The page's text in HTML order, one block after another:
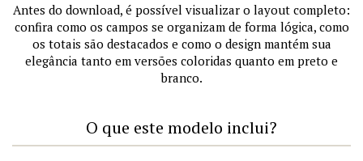
Antes do download, é possível visualizar o layout completo:
confira como os campos se organizam de forma lógica, como
os totais são destacados e como o design mantém sua
elegância tanto em versões coloridas quanto em preto e
branco.
O que este modelo inclui?